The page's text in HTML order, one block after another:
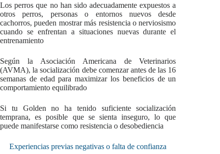
Los perros que no han sido adecuadamente expuestos a
otros perros, personas o entornos nuevos desde
cachorros, pueden mostrar más resistencia o nerviosismo
cuando se enfrentan a situaciones nuevas durante el
entrenamiento
Según la Asociación Americana de Veterinarios
(AVMA), la socialización debe comenzar antes de las 16
semanas de edad para maximizar los beneficios de un
comportamiento equilibrado
Si tu Golden no ha tenido suficiente socialización
temprana, es posible que se sienta inseguro, lo que
puede manifestarse como resistencia o desobediencia
Experiencias previas negativas o falta de confianza